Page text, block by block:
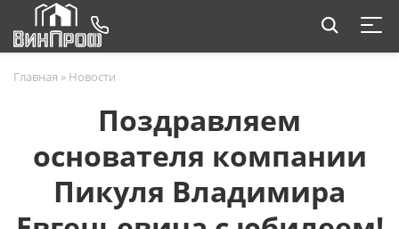
Главная » Новости
Поздравляем
основателя компании
Пикуля Владимира